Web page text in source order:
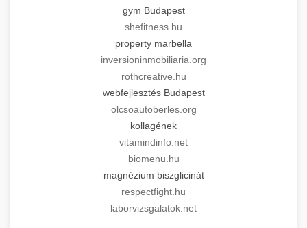
gym Budapest
shefitness.hu
property marbella
inversioninmobiliaria.org
rothcreative.hu
webfejlesztés Budapest
olcsoautoberles.org
kollagének
vitamindinfo.net
biomenu.hu
magnézium biszglicinát
respectfight.hu
laborvizsgalatok.net